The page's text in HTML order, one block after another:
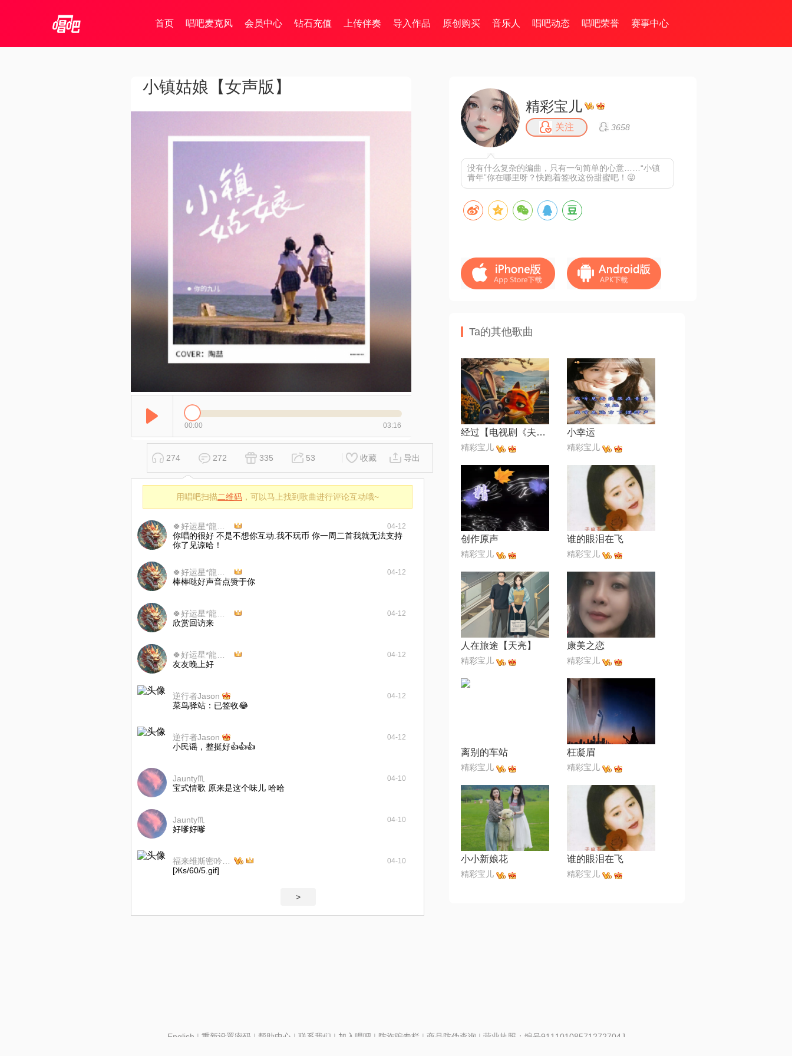
首页 唱吧麦克风 会员中心 钻石充值 上传伴奏 导入作品 原创购买 音乐人 唱吧动态 唱吧荣誉 赛事中心
小镇姑娘【女声版】
00:00 03:16
274 272 335 53 收藏 导出
用唱吧扫描二维码 ，可以马上找到歌曲进行评论互动哦~
04-12
你唱的很好 不是不想你互动.我不玩币 你一周二首我就无法支持
你了见谅哈！
04-12
棒棒哒好声音点赞于你
04-12
欣赏回访来
04-12
友友晚上好
逆行者Jason 04-12
菜鸟驿站：已签收😂
逆行者Jason 04-12
小民谣，整挺好👍👍👍
Jaunty♏️ 04-10
宝式情歌 原来是这个味儿 哈哈
Jaunty♏️ 04-10
好嗲好嗲
04-10
[Жs/60/5.gif]
>
精彩宝儿
关注 3658
没有什么复杂的编曲，只有一句简单的心意……“小镇
青年”你在哪里呀？快跑着签收这份甜蜜吧！😜
Ta的其他歌曲
经过【电视剧《夫妻那些事》主题曲】
精彩宝儿
小幸运
精彩宝儿
创作原声
精彩宝儿
谁的眼泪在飞
精彩宝儿
人在旅途【天亮】
精彩宝儿
康美之恋
精彩宝儿
离别的车站
精彩宝儿
枉凝眉
精彩宝儿
小小新娘花
精彩宝儿
谁的眼泪在飞
精彩宝儿
English | 重新设置密码| 帮助中心 | 联系我们 | 加入唱吧 | 防诈骗专栏 | 商品防伪查询 | 营业执照：编号91110108571272704J